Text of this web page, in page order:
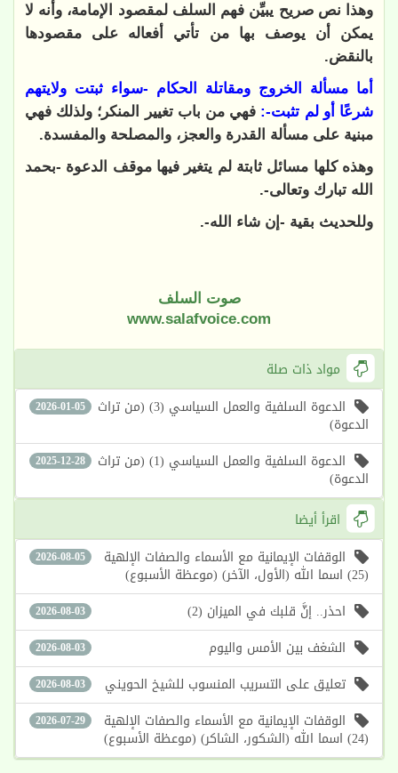
وهذا نص صريح يبيِّن فهم السلف لمقصود الإمامة، وأنه لا
يمكن أن يوصف بها من تأتي أفعاله على مقصودها
بالنقض.
أما مسألة الخروج ومقاتلة الحكام -سواء ثبتت ولايتهم
شرعًا أو لم تثبت-: فهي من باب تغيير المنكر؛ ولذلك فهي
مبنية على مسألة القدرة والعجز، والمصلحة والمفسدة.
وهذه كلها مسائل ثابتة لم يتغير فيها موقف الدعوة -بحمد
الله تبارك وتعالى-.
وللحديث بقية -إن شاء الله-.
صوت السلف
www.salafvoice.com
مواد ذات صلة
2026-01-05 الدعوة السلفية والعمل السياسي (3) (من تراث
الدعوة)
2025-12-28 الدعوة السلفية والعمل السياسي (1) (من تراث
الدعوة)
اقرأ أيضا
2026-08-05 الوقفات الإيمانية مع الأسماء والصفات الإلهية
(25) اسما الله (الأول، الآخر) (موعظة الأسبوع)
2026-08-03 احذر.. إنَّ قلبك في الميزان (2)
2026-08-03 الشغف بين الأمس واليوم
2026-08-03 تعليق على التسريب المنسوب للشيخ الحويني
2026-07-29 الوقفات الإيمانية مع الأسماء والصفات الإلهية
(24) اسما الله (الشكور، الشاكر) (موعظة الأسبوع)